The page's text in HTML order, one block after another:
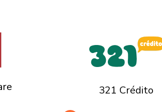
321 Crédito